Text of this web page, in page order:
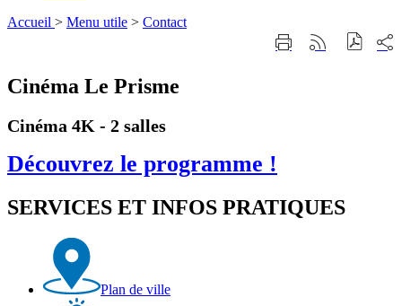
Accueil > Menu utile > Contact
ImprimerGénérer
sur
Cinéma Le Prisme
Cinéma 4K - 2 salles
Découvrez le programme !
SERVICES ET INFOS PRATIQUES
Plan de ville